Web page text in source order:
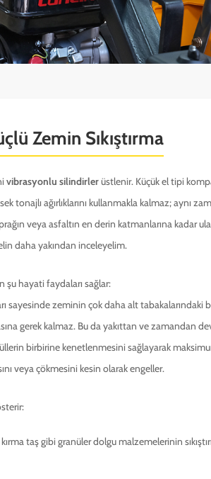
Zemin Sıkıştırma
vibrasyonlu silindirlerüstlenir. Küçük el tipi
ağırlıklarını kullanmakla kalmaz; aynı
veya asfaltın en derin katmanlarına kadar
daha yakından inceleyelim.
şu hayati faydaları sağlar:
sayesinde zeminin çok daha alt tabakalarındaki
gerek kalmaz. Bu da yakıttan ve zamandan
birbirine kenetlenmesini sağlayarak
veya çökmesini kesin olarak engeller.
taş gibi granüler dolgu malzemelerinin